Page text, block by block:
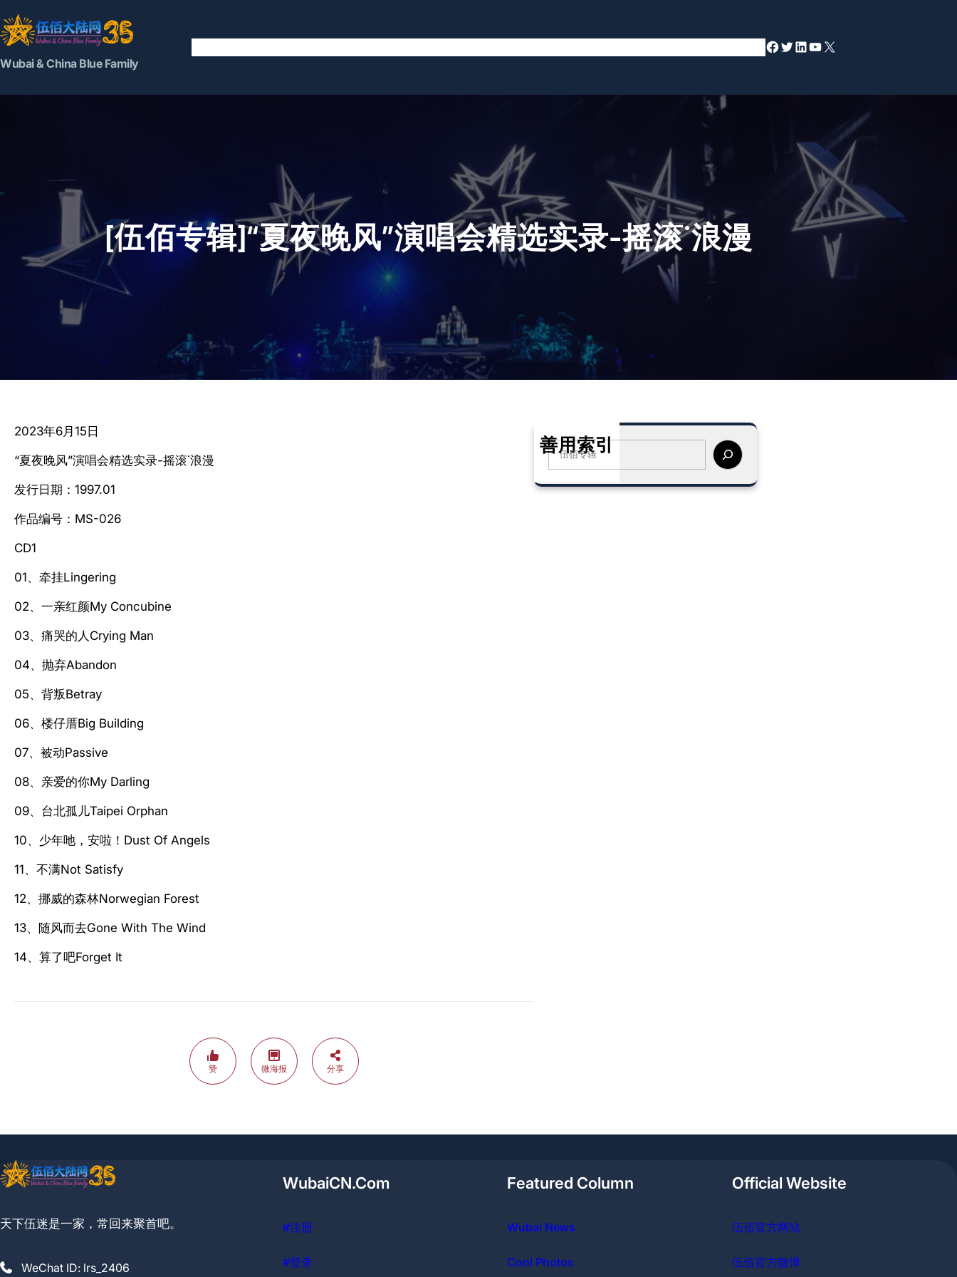
至
内
容
Wubai & China Blue Family
Facebook Twitter LinkedIn YouTube X
[伍佰专辑]“夏夜晚风”演唱会精选实录-摇滚˙浪漫
2023年6月15日
“夏夜晚风”演唱会精选实录-摇滚˙浪漫
发行日期：1997.01
作品编号：MS-026
CD1
01、牵挂Lingering
02、一亲红颜My Concubine
03、痛哭的人Crying Man
04、抛弃Abandon
05、背叛Betray
06、楼仔厝Big Building
07、被动Passive
08、亲爱的你My Darling
09、台北孤儿Taipei Orphan
10、少年吔，安啦！Dust Of Angels
11、不满Not Satisfy
12、挪威的森林Norwegian Forest
13、随风而去Gone With The Wind
14、算了吧Forget It
赞 微海报 分享
善用索引
S
a
天下伍迷是一家，常回来聚首吧。
WeChat ID: lrs_2406
WubaiCN.Com
#注册
#登录
Featured Column
Wubai News
Cool Photos
Official Website
伍佰官方网站
伍佰官方微博